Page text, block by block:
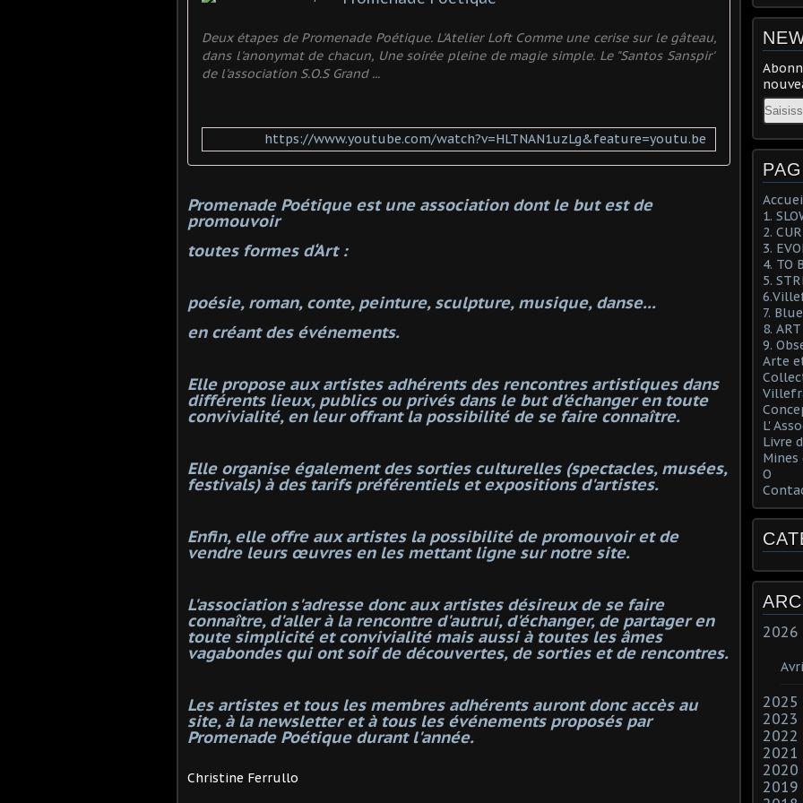
Deux étapes de Promenade Poétique. L'Atelier Loft Comme une cerise sur le gâteau,
dans l'anonymat de chacun, Une soirée pleine de magie simple. Le "Santos Sanspir"
de l'association S.O.S Grand ...
https://www.youtube.com/watch?v=HLTNAN1uzLg&feature=youtu.be
Promenade Poétique est une association dont le but est de
promouvoir
toutes formes d‘Art :
poésie, roman, conte, peinture, sculpture, musique, danse...
en créant des événements.
Elle propose aux artistes adhérents des rencontres artistiques dans
différents lieux, publics ou privés dans le but d'échanger en toute
convivialité, en leur offrant la possibilité de se faire connaître.
Elle organise également des sorties culturelles (spectacles, musées,
festivals) à des tarifs préférentiels et expositions d'artistes.
Enfin, elle offre aux artistes la possibilité de promouvoir et de
vendre leurs œuvres en les mettant ligne sur notre site.
L'association s'adresse donc aux artistes désireux de se faire
connaître, d'aller à la rencontre d'autrui, d'échanger, de partager en
toute simplicité et convivialité mais aussi à toutes les âmes
vagabondes qui ont soif de découvertes, de sorties et de rencontres.
Les artistes et tous les membres adhérents auront donc accès au
site, à la newsletter et à tous les événements proposés par
Promenade Poétique durant l'année.
Christine Ferrullo
Email
1.
2.
3.
4. TO
5.
7.
8.
9.
Arte
L'
Livre
Mines
O
2026
2025
2023
2022
2021
2020
2019